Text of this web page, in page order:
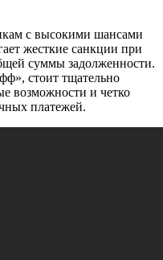
с высокими шансами
жесткие санкции при
суммы задолженности.
стоит тщательно
возможности и четко
платежей.